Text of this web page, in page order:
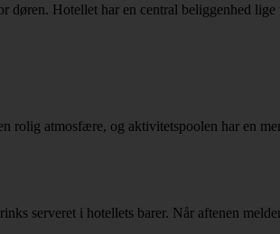
Hotellet har en central beliggenhed
rolig atmosfære, og aktivitetspoolen har en
serveret i hotellets barer. Når aftenen